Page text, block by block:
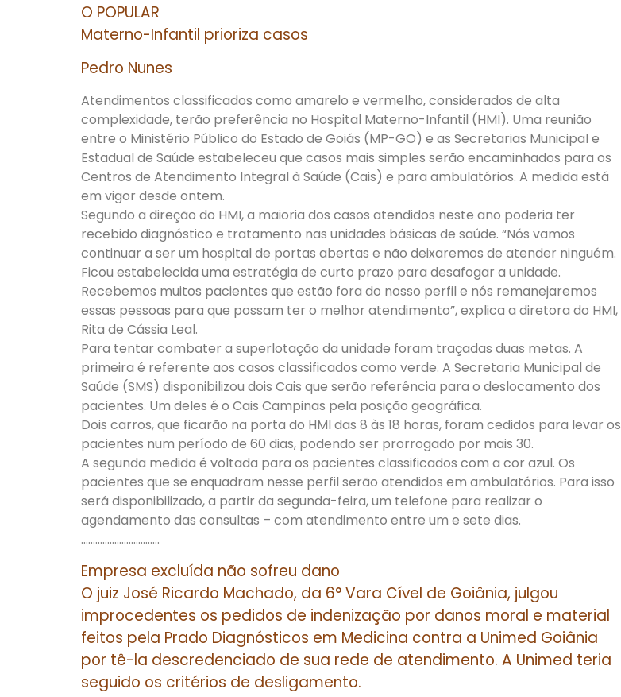
O POPULAR
Materno-Infantil prioriza casos
Pedro Nunes
Atendimentos classificados como amarelo e vermelho, considerados de alta
complexidade, terão preferência no Hospital Materno-Infantil (HMI). Uma reunião
entre o Ministério Público do Estado de Goiás (MP-GO) e as Secretarias Municipal e
Estadual de Saúde estabeleceu que casos mais simples serão encaminhados para os
Centros de Atendimento Integral à Saúde (Cais) e para ambulatórios. A medida está
em vigor desde ontem.
Segundo a direção do HMI, a maioria dos casos atendidos neste ano poderia ter
recebido diagnóstico e tratamento nas unidades básicas de saúde. “Nós vamos
continuar a ser um hospital de portas abertas e não deixaremos de atender ninguém.
Ficou estabelecida uma estratégia de curto prazo para desafogar a unidade.
Recebemos muitos pacientes que estão fora do nosso perfil e nós remanejaremos
essas pessoas para que possam ter o melhor atendimento”, explica a diretora do HMI,
Rita de Cássia Leal.
Para tentar combater a superlotação da unidade foram traçadas duas metas. A
primeira é referente aos casos classificados como verde. A Secretaria Municipal de
Saúde (SMS) disponibilizou dois Cais que serão referência para o deslocamento dos
pacientes. Um deles é o Cais Campinas pela posição geográfica.
Dois carros, que ficarão na porta do HMI das 8 às 18 horas, foram cedidos para levar os
pacientes num período de 60 dias, podendo ser prorrogado por mais 30.
A segunda medida é voltada para os pacientes classificados com a cor azul. Os
pacientes que se enquadram nesse perfil serão atendidos em ambulatórios. Para isso
será disponibilizado, a partir da segunda-feira, um telefone para realizar o
agendamento das consultas – com atendimento entre um e sete dias.
……………………………
Empresa excluída não sofreu dano
O juiz José Ricardo Machado, da 6° Vara Cível de Goiânia, julgou
improcedentes os pedidos de indenização por danos moral e material
feitos pela Prado Diagnósticos em Medicina contra a Unimed Goiânia
por tê-la descredenciado de sua rede de atendimento. A Unimed teria
seguido os critérios de desligamento.